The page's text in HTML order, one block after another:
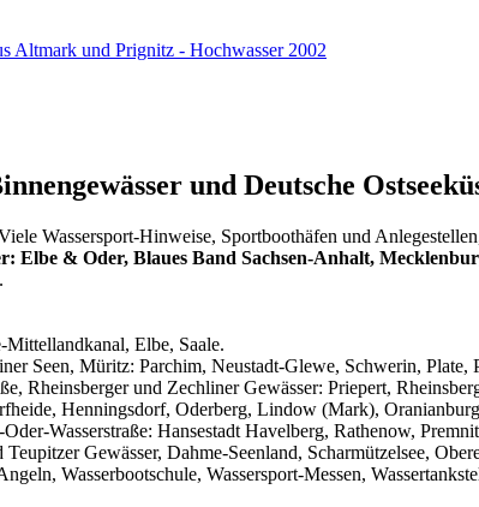
und Deutsche
Wassersport-Hinweise, Sportboothäfen und
Elbe & Oder, Blaues Band Sachsen-Anhalt,
Elbe, Saale.
Seen, Müritz: Parchim, Neustadt-Glewe, Schwerin,
Rheinsberger und Zechliner Gewässer: Priepert,
Henningsdorf, Oderberg, Lindow (Mark),
Oder-Wasserstraße: Hansestadt Havelberg, Rathenow,
Gewässer, Dahme-Seenland, Scharmützelsee,
Wasserbootschule, Wassersport-Messen,